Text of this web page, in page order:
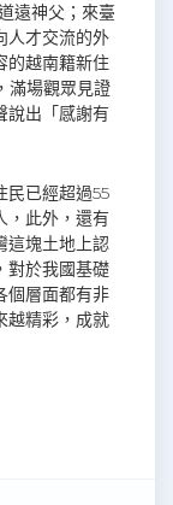
遠神父；來臺
人才交流的外
的越南籍新住
滿場觀眾見證
說出「感謝有
民已經超過55
，此外，還有
這塊土地上認
對於我國基礎
個層面都有非
越精彩，成就